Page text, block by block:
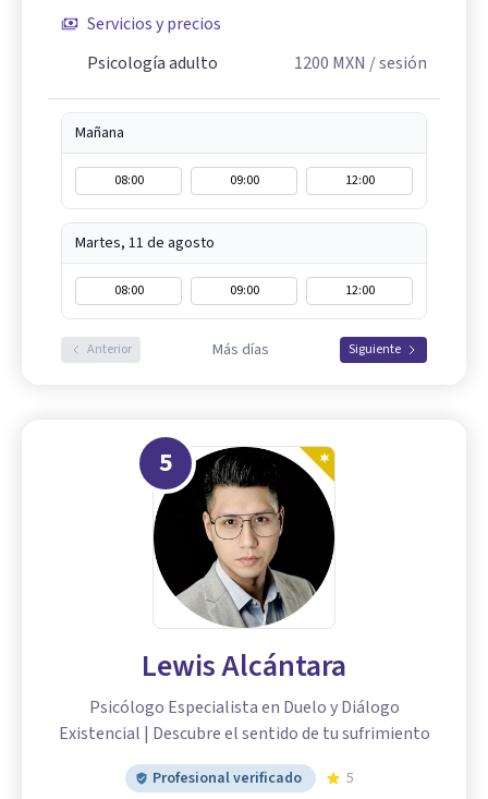
Servicios y precios
Psicología adulto
1200 MXN / sesión
Mañana
08:00 09:00 12:00
Martes, 11 de agosto
08:00 09:00 12:00
Anterior Más días Siguiente
5
Lewis Alcántara
Psicólogo Especialista en Duelo y Diálogo
Existencial | Descubre el sentido de tu sufrimiento
Profesional verificado
5